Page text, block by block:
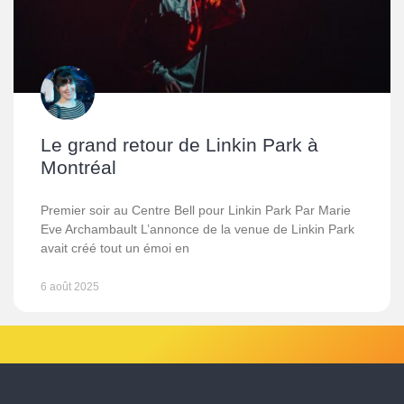
Le grand retour de Linkin Park à
Montréal
Premier soir au Centre Bell pour Linkin Park Par Marie
Eve Archambault L’annonce de la venue de Linkin Park
avait créé tout un émoi en
6 août 2025